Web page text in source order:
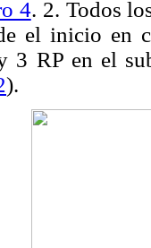
4. 2. Todos
el inicio en
3 RP en el
).